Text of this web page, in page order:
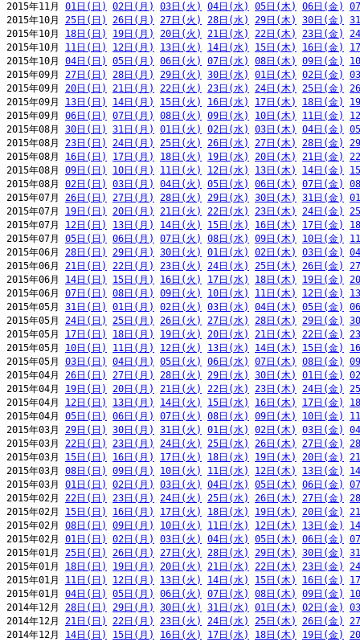
2015年11月 01日(日) 02日(月) 03日(火) 04日(水) 05日(木) 06日(金)
2015年10月 25日(日) 26日(月) 27日(火) 28日(水) 29日(木) 30日(金)
2015年10月 18日(日) 19日(月) 20日(火) 21日(水) 22日(木) 23日(金)
2015年10月 11日(日) 12日(月) 13日(火) 14日(水) 15日(木) 16日(金)
2015年10月 04日(日) 05日(月) 06日(火) 07日(水) 08日(木) 09日(金)
2015年09月 27日(日) 28日(月) 29日(火) 30日(水) 01日(木) 02日(金)
2015年09月 20日(日) 21日(月) 22日(火) 23日(水) 24日(木) 25日(金)
2015年09月 13日(日) 14日(月) 15日(火) 16日(水) 17日(木) 18日(金)
2015年09月 06日(日) 07日(月) 08日(火) 09日(水) 10日(木) 11日(金)
2015年08月 30日(日) 31日(月) 01日(火) 02日(水) 03日(木) 04日(金)
2015年08月 23日(日) 24日(月) 25日(火) 26日(水) 27日(木) 28日(金)
2015年08月 16日(日) 17日(月) 18日(火) 19日(水) 20日(木) 21日(金)
2015年08月 09日(日) 10日(月) 11日(火) 12日(水) 13日(木) 14日(金)
2015年08月 02日(日) 03日(月) 04日(火) 05日(水) 06日(木) 07日(金)
2015年07月 26日(日) 27日(月) 28日(火) 29日(水) 30日(木) 31日(金)
2015年07月 19日(日) 20日(月) 21日(火) 22日(水) 23日(木) 24日(金)
2015年07月 12日(日) 13日(月) 14日(火) 15日(水) 16日(木) 17日(金)
2015年07月 05日(日) 06日(月) 07日(火) 08日(水) 09日(木) 10日(金)
2015年06月 28日(日) 29日(月) 30日(火) 01日(水) 02日(木) 03日(金)
2015年06月 21日(日) 22日(月) 23日(火) 24日(水) 25日(木) 26日(金)
2015年06月 14日(日) 15日(月) 16日(火) 17日(水) 18日(木) 19日(金)
2015年06月 07日(日) 08日(月) 09日(火) 10日(水) 11日(木) 12日(金)
2015年05月 31日(日) 01日(月) 02日(火) 03日(水) 04日(木) 05日(金)
2015年05月 24日(日) 25日(月) 26日(火) 27日(水) 28日(木) 29日(金)
2015年05月 17日(日) 18日(月) 19日(火) 20日(水) 21日(木) 22日(金)
2015年05月 10日(日) 11日(月) 12日(火) 13日(水) 14日(木) 15日(金)
2015年05月 03日(日) 04日(月) 05日(火) 06日(水) 07日(木) 08日(金)
2015年04月 26日(日) 27日(月) 28日(火) 29日(水) 30日(木) 01日(金)
2015年04月 19日(日) 20日(月) 21日(火) 22日(水) 23日(木) 24日(金)
2015年04月 12日(日) 13日(月) 14日(火) 15日(水) 16日(木) 17日(金)
2015年04月 05日(日) 06日(月) 07日(火) 08日(水) 09日(木) 10日(金)
2015年03月 29日(日) 30日(月) 31日(火) 01日(水) 02日(木) 03日(金)
2015年03月 22日(日) 23日(月) 24日(火) 25日(水) 26日(木) 27日(金)
2015年03月 15日(日) 16日(月) 17日(火) 18日(水) 19日(木) 20日(金)
2015年03月 08日(日) 09日(月) 10日(火) 11日(水) 12日(木) 13日(金)
2015年03月 01日(日) 02日(月) 03日(火) 04日(水) 05日(木) 06日(金)
2015年02月 22日(日) 23日(月) 24日(火) 25日(水) 26日(木) 27日(金)
2015年02月 15日(日) 16日(月) 17日(火) 18日(水) 19日(木) 20日(金)
2015年02月 08日(日) 09日(月) 10日(火) 11日(水) 12日(木) 13日(金)
2015年02月 01日(日) 02日(月) 03日(火) 04日(水) 05日(木) 06日(金)
2015年01月 25日(日) 26日(月) 27日(火) 28日(水) 29日(木) 30日(金)
2015年01月 18日(日) 19日(月) 20日(火) 21日(水) 22日(木) 23日(金)
2015年01月 11日(日) 12日(月) 13日(火) 14日(水) 15日(木) 16日(金)
2015年01月 04日(日) 05日(月) 06日(火) 07日(水) 08日(木) 09日(金)
2014年12月 28日(日) 29日(月) 30日(火) 31日(水) 01日(木) 02日(金)
2014年12月 21日(日) 22日(月) 23日(火) 24日(水) 25日(木) 26日(金)
2014年12月 14日(日) 15日(月) 16日(火) 17日(水) 18日(木) 19日(金)